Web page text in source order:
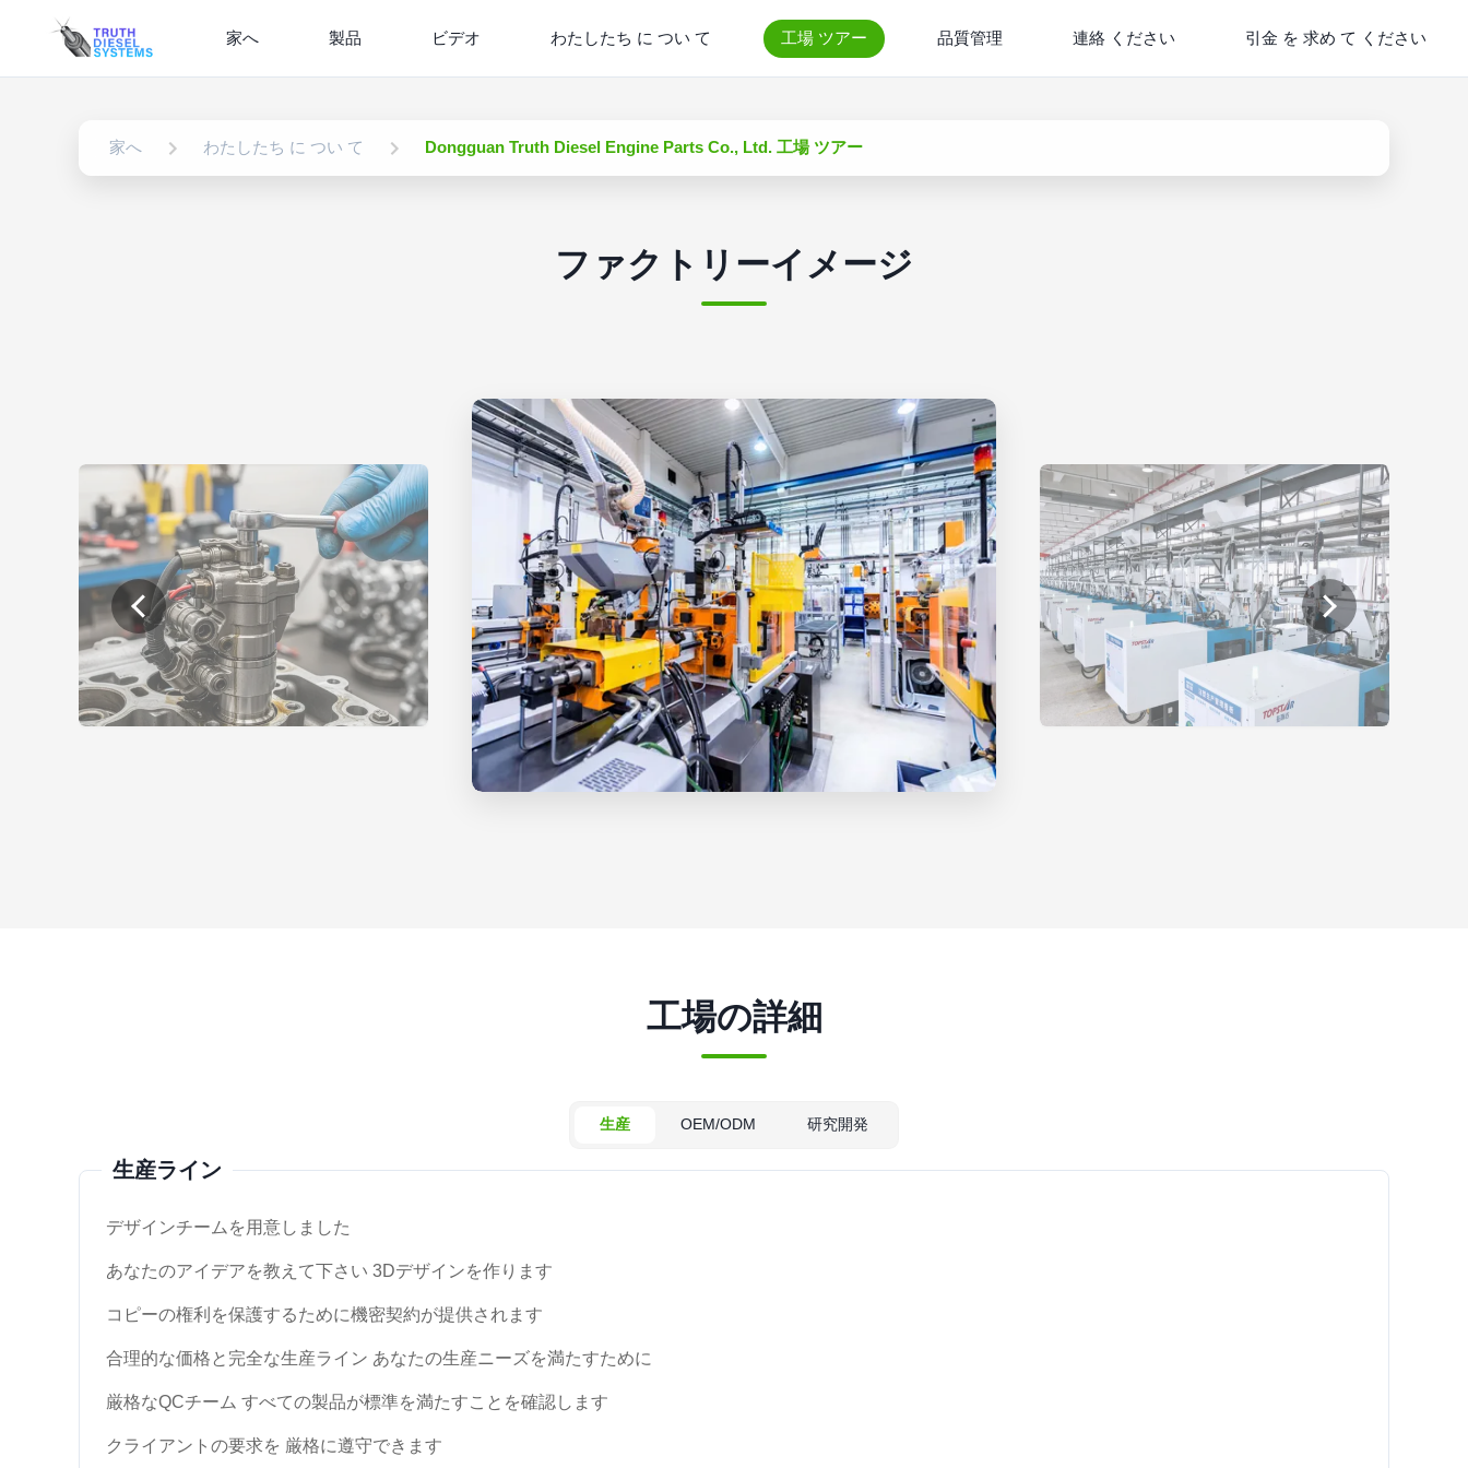
家へ 製品 ビデオ わたしたち に つい て 工場 ツアー 品質管理 連絡 ください 引金 を 求め て ください
家へ わたしたち に つい て Dongguan Truth Diesel Engine Parts Co., Ltd. 工場 ツアー
ファクトリーイメージ
工場の詳細
生産 OEM/ODM 研究開発
生産ライン
デザインチームを用意しました
あなたのアイデアを教えて下さい 3Dデザインを作ります
コピーの権利を保護するために機密契約が提供されます
合理的な価格と完全な生産ライン あなたの生産ニーズを満たすために
厳格なQCチーム すべての製品が標準を満たすことを確認します
クライアントの要求を 厳格に遵守できます